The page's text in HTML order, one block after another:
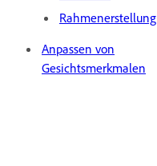
Rahmenerstellung
Anpassen von
Gesichtsmerkmalen